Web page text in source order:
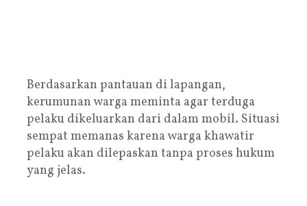
Berdasarkan pantauan di lapangan,
kerumunan warga meminta agar terduga
pelaku dikeluarkan dari dalam mobil. Situasi
sempat memanas karena warga khawatir
pelaku akan dilepaskan tanpa proses hukum
yang jelas.